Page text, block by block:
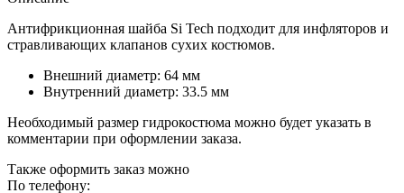
Антифрикционная шайба Si Tech подходит для инфляторов и
стравливающих клапанов сухих костюмов.
Внешний диаметр: 64 мм
Внутренний диаметр: 33.5 мм
Необходимый размер гидрокостюма можно будет указать в
комментарии при оформлении заказа.
Также оформить заказ можно
По телефону: